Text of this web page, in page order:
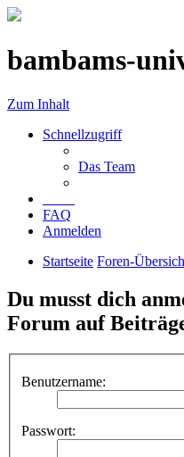
bambams-
Zum Inhalt
Schnellzugriff
Das Team
FAQ
Anmelden
Startseite Foren-
Du musst dich
Forum auf
Benutzername:
Passwort: